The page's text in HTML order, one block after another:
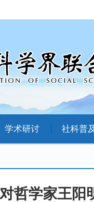
学术研讨 社科普
哲学家王阳